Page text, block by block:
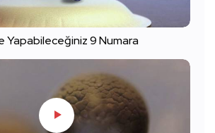
Yapabileceğiniz 9 Numara